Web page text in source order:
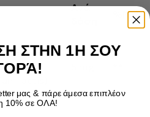
Ανά
%NRV
ΣΤΗΝ 1Η ΣΟΥ
μας & πάρε άμεσα επιπλέον
10% σε ΟΛΑ!